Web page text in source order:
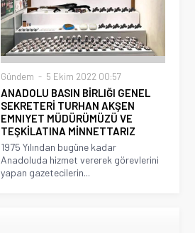
Gündem 5 Ekim 2022 00:57
ANADOLU BASIN BİRLIĞI GENEL
SEKRETERİ TURHAN AKŞEN
EMNIYET MÜDÜRÜMÜZÜ VE
TEŞKİLATINA MİNNETTARIZ
1975 Yılından bugüne kadar
Anadoluda hizmet vererek görevlerini
yapan gazetecilerin...